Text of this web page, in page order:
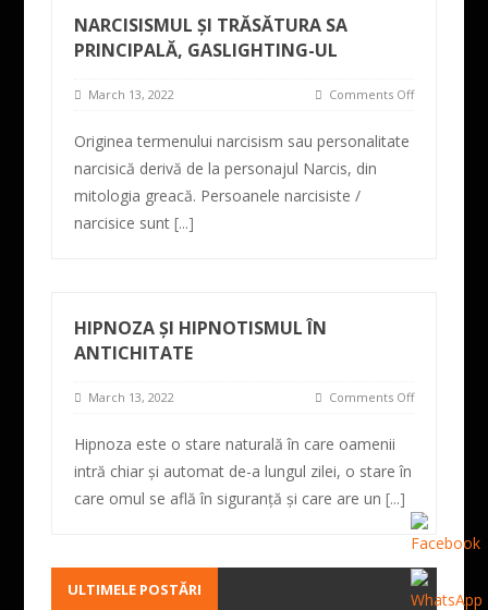
NARCISISMUL ȘI TRĂSĂTURA SA
PRINCIPALĂ, GASLIGHTING-UL
March 13, 2022 Comments Off
Originea termenului narcisism sau personalitate
narcisică derivă de la personajul Narcis, din
mitologia greacă. Persoanele narcisiste /
narcisice sunt[...]
HIPNOZA ȘI HIPNOTISMUL ÎN
ANTICHITATE
March 13, 2022 Comments Off
Hipnoza este o stare naturală în care oamenii
intră chiar și automat de-a lungul zilei, o stare în
care omul se află în siguranță și care are un[...]
ULTIMELE POSTĂRI